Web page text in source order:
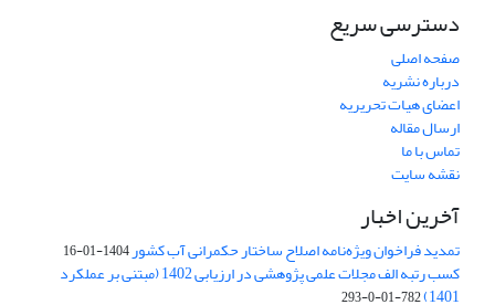
دسترسی سریع
صفحه اصلی
درباره نشریه
اعضای هیات تحریریه
ارسال مقاله
تماس با ما
نقشه سایت
آخرین اخبار
تمدید فراخوان ویژه‌نامه اصلاح ساختار حکمرانی آب کشور1404-01-16
کسب رتبه الف مجلات علمی پژوهشی در ارزیابی 1402 (مبتنی بر عملکرد
1401)
782-01-0-293